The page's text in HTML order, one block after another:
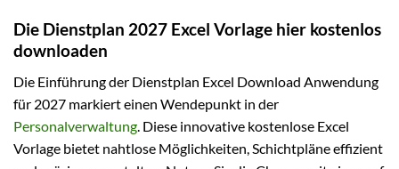
Die Dienstplan 2027 Excel Vorlage hier kostenlos
downloaden
Die Einführung der Dienstplan Excel Download Anwendung
für 2027 markiert einen Wendepunkt in der
Personalverwaltung. Diese innovative kostenlose Excel
Vorlage bietet nahtlose Möglichkeiten, Schichtpläne effizient